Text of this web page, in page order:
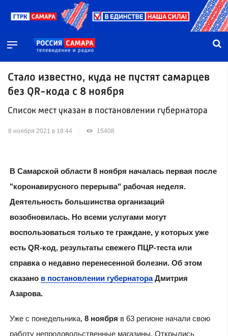
Стало известно, куда не пустят самарцев
без QR-кода с 8 ноября
Список мест указан в постановлении губернатора
8 ноября 2021 в 18:44 15408
В Самарской области 8 ноября началась первая после
"коронавирусного перерыва" рабочая неделя.
Деятельность большинства организаций
возобновилась. Но всеми услугами могут
воспользоваться только те граждане, у которых уже
есть QR-код, результаты свежего ПЦР-теста или
справка о недавно перенесенной болезни. Об этом
сказано в постановлении губернатораДмитрия
Азарова.
Уже с понедельника, 8 ноября в 63 регионе начали свою
работу непродовольственные магазины. Открылись